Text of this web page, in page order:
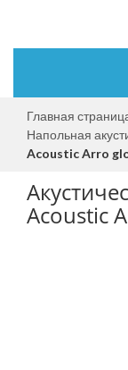
Главная
Напольная
Acoustic Arro
Acoustic